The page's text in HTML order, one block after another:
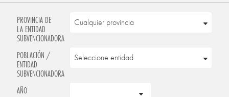
PROVINCIA DE
LA ENTIDAD
SUBVENCIONADORA
POBLACIÓN /
ENTIDAD
SUBVENCIONADORA
AÑO